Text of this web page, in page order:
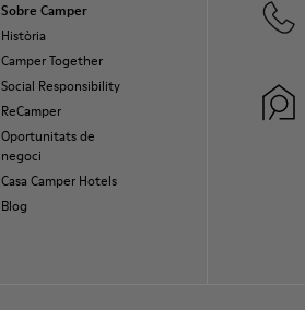
Sobre Camper
Història
Camper Together
Social Responsibility
ReCamper
Oportunitats de
negoci
Casa Camper Hotels
Blog